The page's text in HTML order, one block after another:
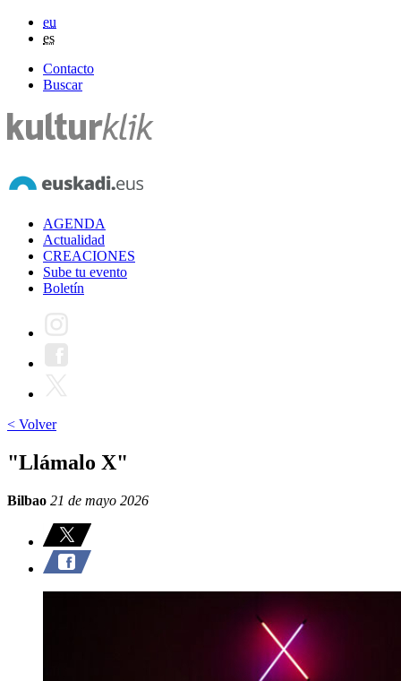
eu
es
Contacto
Buscar
AGENDA
Actualidad
CREACIONES
Sube tu evento
Boletín
< Volver
"Llámalo X"
Bilbao 21 de mayo 2026